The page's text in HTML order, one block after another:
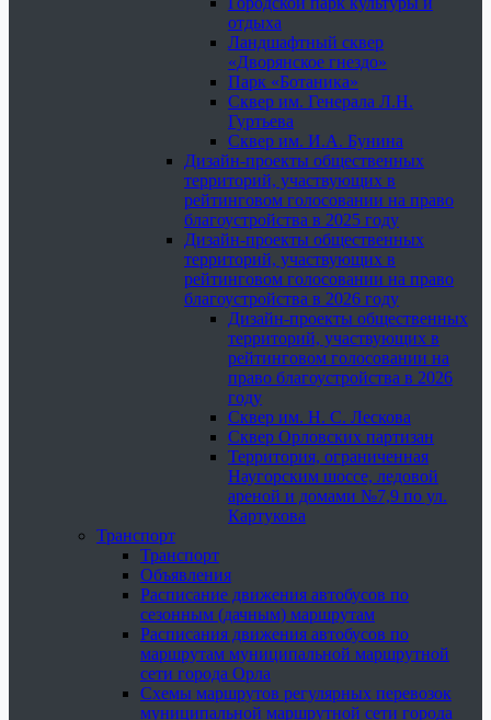
отдыха
Ландшафтный сквер
«Дворянское гнездо»
Парк «Ботаника»
Сквер им. Генерала Л.Н.
Гуртьева
Сквер им. И.А. Бунина
Дизайн-проекты общественных
территорий, участвующих в
рейтинговом голосовании на право
благоустройства в 2025 году
Дизайн-проекты общественных
территорий, участвующих в
рейтинговом голосовании на право
благоустройства в 2026 году
Дизайн-проекты общественных
территорий, участвующих в
рейтинговом голосовании на
право благоустройства в 2026
году
Сквер им. Н. С. Лескова
Сквер Орловских партизан
Территория, ограниченная
Наугорским шоссе, ледовой
ареной и домами №7,9 по ул.
Картукова
Транспорт
Транспорт
Объявления
Расписание движения автобусов по
сезонным (дачным) маршрутам
Расписания движения автобусов по
маршрутам муниципальной маршрутной
сети города Орла
Схемы маршрутов регулярных перевозок
муниципальной маршрутной сети города